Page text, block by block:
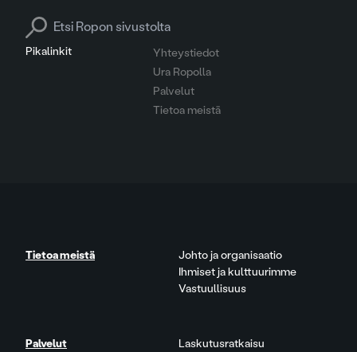
Pikalinkit
Yhteystiedot
Ura Ropolla
Palvelut
Tietoa meistä
Search for:
Tietoa meistä
Johto ja organisaatio
Ihmiset ja kulttuurimme
Vastuullisuus
Palvelut
Laskutusratkaisu